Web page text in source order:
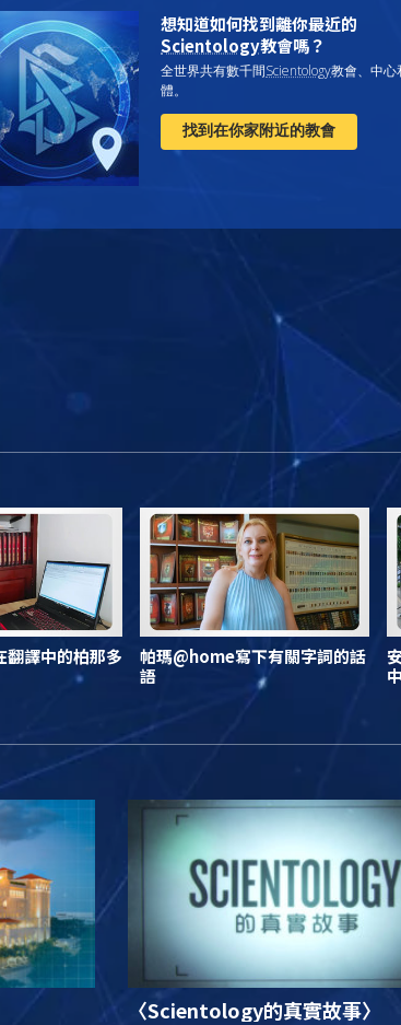
想知道如何找到離你最近的
Scientology教會嗎？
全世界共有數千間Scientology教會、中心
體。
找到在你家附近的教會
翻譯中的柏那多
帕瑪@home寫下有關字詞的話
語
〈Scientology的真實故事〉